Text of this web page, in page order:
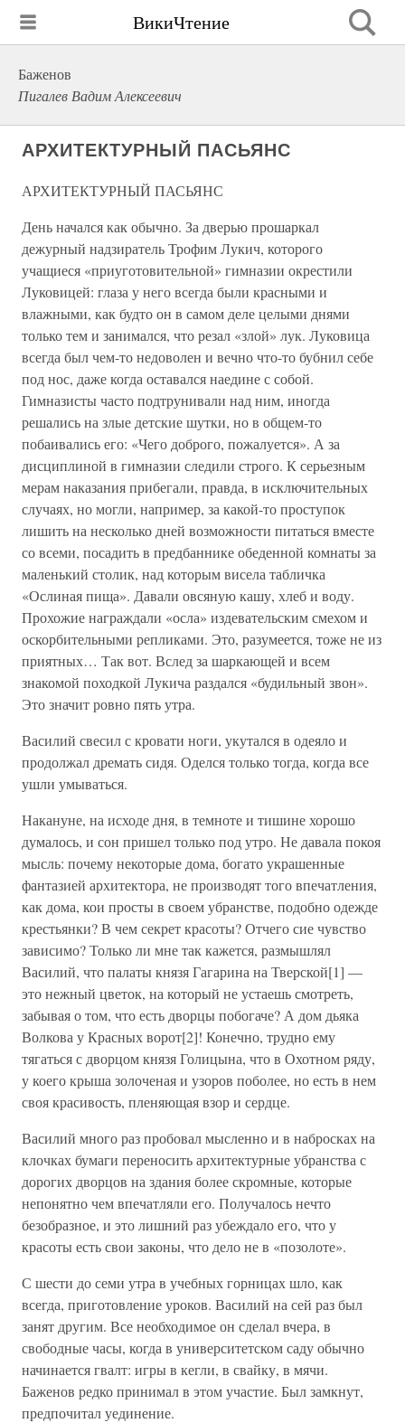
ВикиЧтение
Баженов
Пигалев Вадим Алексеевич
АРХИТЕКТУРНЫЙ ПАСЬЯНС
АРХИТЕКТУРНЫЙ ПАСЬЯНС
День начался как обычно. За дверью прошаркал
дежурный надзиратель Трофим Лукич, которого
учащиеся «приуготовительной» гимназии окрестили
Луковицей: глаза у него всегда были красными и
влажными, как будто он в самом деле целыми днями
только тем и занимался, что резал «злой» лук. Луковица
всегда был чем-то недоволен и вечно что-то бубнил себе
под нос, даже когда оставался наедине с собой.
Гимназисты часто подтрунивали над ним, иногда
решались на злые детские шутки, но в общем-то
побаивались его: «Чего доброго, пожалуется». А за
дисциплиной в гимназии следили строго. К серьезным
мерам наказания прибегали, правда, в исключительных
случаях, но могли, например, за какой-то проступок
лишить на несколько дней возможности питаться вместе
со всеми, посадить в предбаннике обеденной комнаты за
маленький столик, над которым висела табличка
«Ослиная пища». Давали овсяную кашу, хлеб и воду.
Прохожие награждали «осла» издевательским смехом и
оскорбительными репликами. Это, разумеется, тоже не из
приятных… Так вот. Вслед за шаркающей и всем
знакомой походкой Лукича раздался «будильный звон».
Это значит ровно пять утра.
Василий свесил с кровати ноги, укутался в одеяло и
продолжал дремать сидя. Оделся только тогда, когда все
ушли умываться.
Накануне, на исходе дня, в темноте и тишине хорошо
думалось, и сон пришел только под утро. Не давала покоя
мысль: почему некоторые дома, богато украшенные
фантазией архитектора, не производят того впечатления,
как дома, кои просты в своем убранстве, подобно одежде
крестьянки? В чем секрет красоты? Отчего сие чувство
зависимо? Только ли мне так кажется, размышлял
Василий, что палаты князя Гагарина на Тверской[1] —
это нежный цветок, на который не устаешь смотреть,
забывая о том, что есть дворцы побогаче? А дом дьяка
Волкова у Красных ворот[2]! Конечно, трудно ему
тягаться с дворцом князя Голицына, что в Охотном ряду,
у коего крыша золоченая и узоров поболее, но есть в нем
своя красивость, пленяющая взор и сердце.
Василий много раз пробовал мысленно и в набросках на
клочках бумаги переносить архитектурные убранства с
дорогих дворцов на здания более скромные, которые
непонятно чем впечатляли его. Получалось нечто
безобразное, и это лишний раз убеждало его, что у
красоты есть свои законы, что дело не в «позолоте».
С шести до семи утра в учебных горницах шло, как
всегда, приготовление уроков. Василий на сей раз был
занят другим. Все необходимое он сделал вчера, в
свободные часы, когда в университетском саду обычно
начинается гвалт: игры в кегли, в свайку, в мячи.
Баженов редко принимал в этом участие. Был замкнут,
предпочитал уединение.